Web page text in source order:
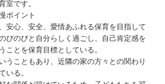
室です。
ポイント
安心、安全、愛情あふれる保育を目指して
びのびと自分らしく過ごし、自己肯定感を
ことを保育目標としている。
うこともあり、近隣の家の方々との関わり
いる。